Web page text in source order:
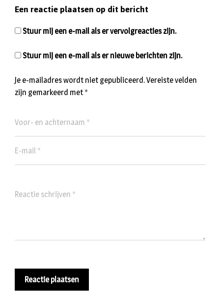
Een reactie plaatsen op dit bericht
Je e-mailadres wordt niet gepubliceerd.Vereiste velden
zijn gemarkeerd met *
Stuur mij een e-mail als er vervolgreacties zijn.
Stuur mij een e-mail als er nieuwe berichten zijn.